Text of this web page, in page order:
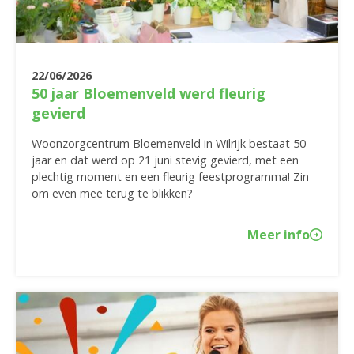
22/06/2026
50 jaar Bloemenveld werd fleurig
gevierd
Woonzorgcentrum Bloemenveld in Wilrijk bestaat 50
jaar en dat werd op 21 juni stevig gevierd, met een
plechtig moment en een fleurig feestprogramma! Zin
om even mee terug te blikken?
Meer info